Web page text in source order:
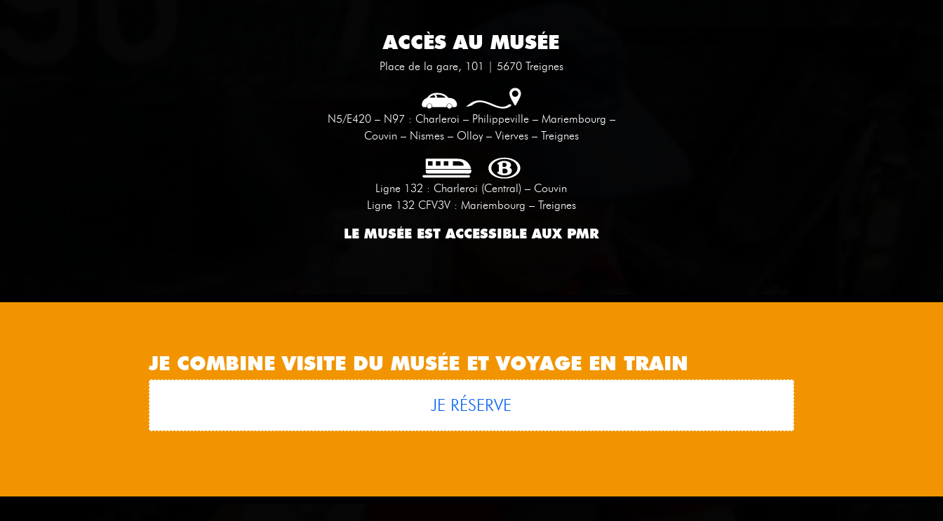
ACCÈS AU MUSÉE
Place de la gare, 101 | 5670 Treignes
N5/E420 – N97 : Charleroi – Philippeville – Mariembourg –
Couvin – Nismes – Olloy – Vierves – Treignes
Ligne 132 : Charleroi (Central) – Couvin
Ligne 132 CFV3V : Mariembourg – Treignes
LE MUSÉE EST ACCESSIBLE AUX PMR
JE COMBINE VISITE DU MUSÉE ET VOYAGE EN TRAIN
JE RÉSERVE